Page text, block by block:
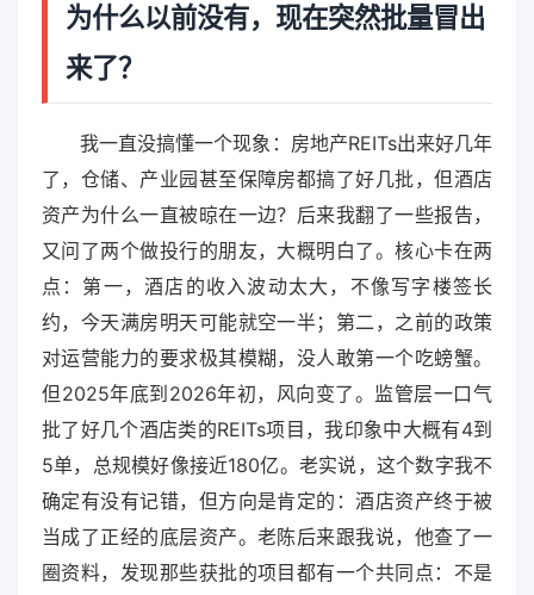
为什么以前没有，现在突然批量冒出
来了？
我一直没搞懂一个现象：房地产REITs出来好几年
了，仓储、产业园甚至保障房都搞了好几批，但酒店
资产为什么一直被晾在一边？后来我翻了一些报告，
又问了两个做投行的朋友，大概明白了。核心卡在两
点：第一，酒店的收入波动太大，不像写字楼签长
约，今天满房明天可能就空一半；第二，之前的政策
对运营能力的要求极其模糊，没人敢第一个吃螃蟹。
但2025年底到2026年初，风向变了。监管层一口气
批了好几个酒店类的REITs项目，我印象中大概有4到
5单，总规模好像接近180亿。老实说，这个数字我不
确定有没有记错，但方向是肯定的：酒店资产终于被
当成了正经的底层资产。老陈后来跟我说，他查了一
圈资料，发现那些获批的项目都有一个共同点：不是